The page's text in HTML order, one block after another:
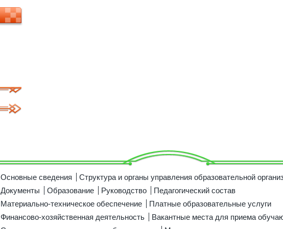
Основные сведения
Структура и органы управления образовательной
Документы
Образование Руководство
Педагогический состав
Материально-техническое обеспечение
Платные образовательные услуги
Финансово-хозяйственная деятельность
Вакантные места для приема